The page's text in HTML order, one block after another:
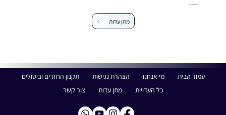
מתן עדות
עמוד הבית מי אנחנו הצהרת נגישות
תקנון החזרים וביטולים
כל העדויות
מתן עדות צור קשר